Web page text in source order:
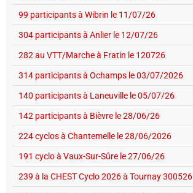
99 participants à Wibrin le 11/07/26
304 participants à Anlier le 12/07/26
282 au VTT/Marche à Fratin le 120726
314 participants à Ochamps le 03/07/2026
140 participants à Laneuville le 05/07/26
142 participants à Bièvre le 28/06/26
224 cyclos à Chantemelle le 28/06/2026
191 cyclo à Vaux-Sur-Sûre le 27/06/26
239 à la CHEST Cyclo 2026 à Tournay 300526